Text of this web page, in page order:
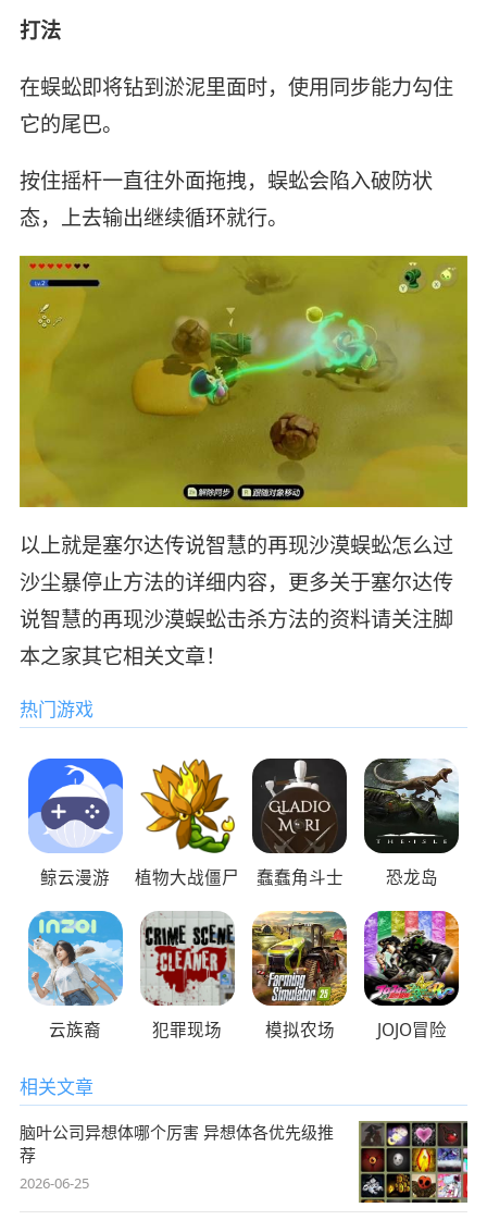
打法
在蜈蚣即将钻到淤泥里面时，使用同步能力勾住
它的尾巴。
按住摇杆一直往外面拖拽，蜈蚣会陷入破防状
态，上去输出继续循环就行。
以上就是塞尔达传说智慧的再现沙漠蜈蚣怎么过
沙尘暴停止方法的详细内容，更多关于塞尔达传
说智慧的再现沙漠蜈蚣击杀方法的资料请关注脚
本之家其它相关文章！
热门游戏
鲸云漫游 植物大战僵尸 蠢蠢角斗士 恐龙岛
云族裔 犯罪现场 模拟农场 JOJO冒险
相关文章
脑叶公司异想体哪个厉害 异想体各优先级推
荐
2026-06-25